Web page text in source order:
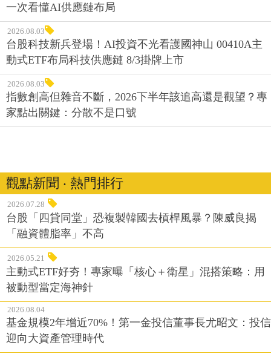
一次看懂AI供應鏈布局
2026.08.03
台股科技新兵登場！AI投資不光看護國神山 00410A主
動式ETF布局科技供應鏈 8/3掛牌上市
2026.08.03
指數創高但雜音不斷，2026下半年該追高還是觀望？專
家點出關鍵：分散不是口號
觀點新聞 ‧ 熱門排行
2026.07.28
台股「四貸同堂」恐複製韓國去槓桿風暴？陳威良揭
「融資體脂率」不高
2026.05.21
主動式ETF好夯！專家曝「核心＋衛星」混搭策略：用
被動型當定海神針
2026.08.04
基金規模2年增近70%！第一金投信董事長尤昭文：投信
迎向大資產管理時代